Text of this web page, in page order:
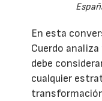
En esta
Cuerdo
debe
cualquier